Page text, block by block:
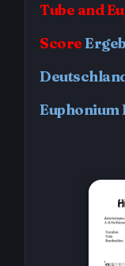
Tube and
Score
Euphonium